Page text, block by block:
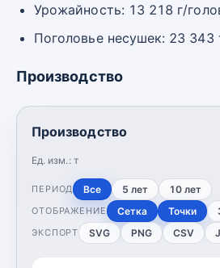
Урожайность: 13 218 г/
Поголовье несушек: 23 343
Производство
Производство
Ед. изм.: т
ПЕРИОД Все 5 лет 10 лет
ОТОБРАЖЕНИЕ Сетка Точки
ЭКСПОРТ SVG PNG CSV